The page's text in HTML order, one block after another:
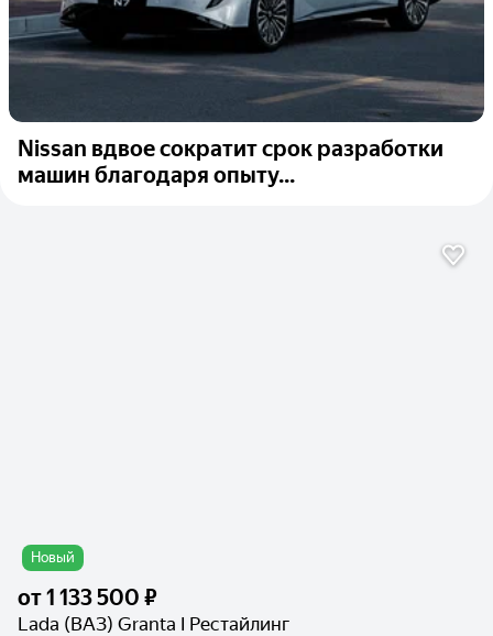
Nissan вдвое сократит срок разработки
машин благодаря опыту...
Новый
от1 133 500 ₽
Lada (ВАЗ) Granta I Рестайлинг